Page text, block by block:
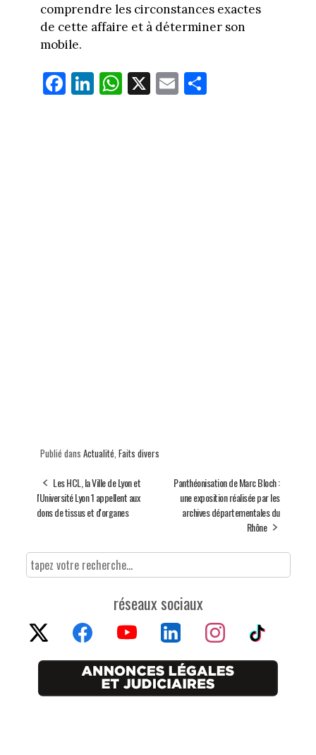
comprendre les circonstances exactes
de cette affaire et à déterminer son
mobile.
Fa
ce
Li
nk
W
ha
X E
m
Pa
Publié dans Actualité, Faits divers
Les HCL, la Ville de Lyon et
l'Université Lyon 1 appellent aux
dons de tissus et d'organes
Panthéonisation de Marc Bloch :
une exposition réalisée par les
archives départementales du
Rhône
réseaux sociaux